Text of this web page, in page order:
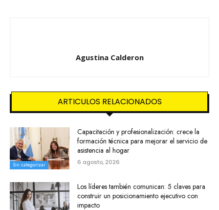
Agustina Calderon
ARTICULOS RELACIONADOS
Sin categorizar
Capacitación y profesionalización: crece la
formación técnica para mejorar el servicio de
asistencia al hogar
6 agosto, 2026
Los líderes también comunican: 5 claves para
construir un posicionamiento ejecutivo con
impacto